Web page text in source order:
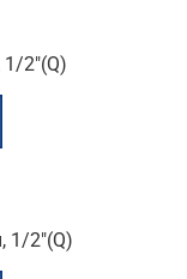
2″(Q)
1/2″(Q)